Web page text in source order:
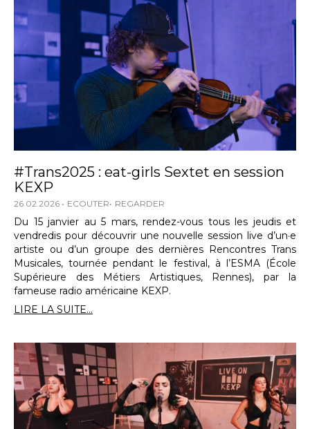
#Trans2025 : eat-girls Sextet en session
KEXP
26.02.2026 ECOUTER REGARDER
Du 15 janvier au 5 mars, rendez-vous tous les jeudis et
vendredis pour découvrir une nouvelle session live d’un·e
artiste ou d’un groupe des dernières Rencontres Trans
Musicales, tournée pendant le festival, à l’ESMA (École
Supérieure des Métiers Artistiques, Rennes), par la
fameuse radio américaine KEXP.
LIRE LA SUITE...